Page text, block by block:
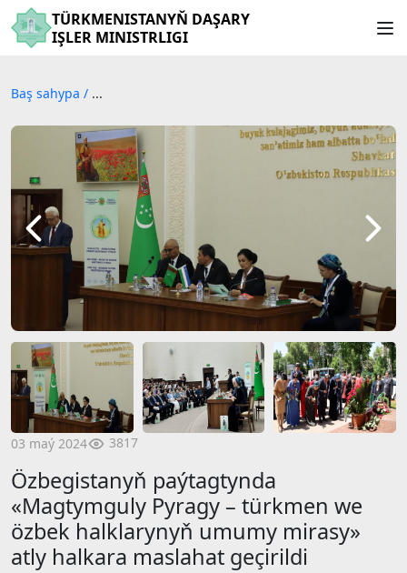
TÜRKMENISTANYŇ DAŞARY
IŞLER MINISTRLIGI
Baş sahypa / ...
03 maý 2024 3817
Özbegistanyň paýtagtynda
«Magtymguly Pyragy – türkmen we
özbek halklarynyň umumy mirasy»
atly halkara maslahat geçirildi